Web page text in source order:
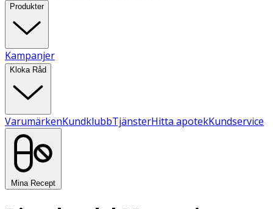
Produkter
Kampanjer
Kloka Råd
VarumärkenKundklubbTjänsterHitta apotekKundservice
Mina Recept